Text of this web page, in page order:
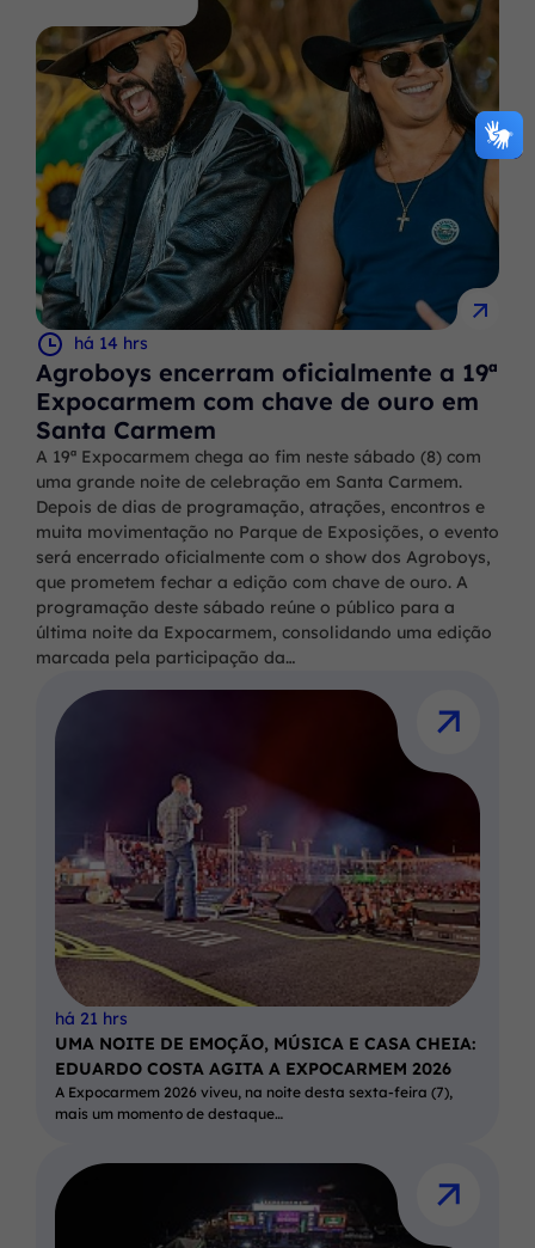
há 14 hrs
Agroboys encerram oficialmente a 19ª
Expocarmem com chave de ouro em
Santa Carmem
A 19ª Expocarmem chega ao fim neste sábado (8) com
uma grande noite de celebração em Santa Carmem.
Depois de dias de programação, atrações, encontros e
muita movimentação no Parque de Exposições, o evento
será encerrado oficialmente com o show dos Agroboys,
que prometem fechar a edição com chave de ouro. A
programação deste sábado reúne o público para a
última noite da Expocarmem, consolidando uma edição
marcada pela participação da…
há 21 hrs
UMA NOITE DE EMOÇÃO, MÚSICA E CASA CHEIA:
EDUARDO COSTA AGITA A EXPOCARMEM 2026
A Expocarmem 2026 viveu, na noite desta sexta-feira (7),
mais um momento de destaque…